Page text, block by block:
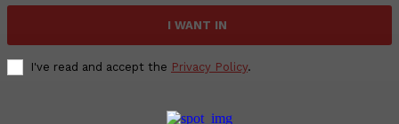
I WANT IN
I've read and accept the Privacy Policy.